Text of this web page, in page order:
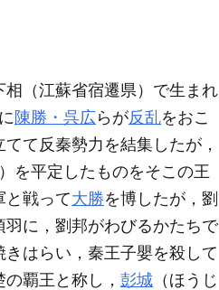
相（江蘇省宿遷県）で生まれ
陳勝・呉広らが反乱をおこ
て反秦勢力を結集したが，
を平定したものをそこの王
と戦って大勝を博したが，劉
に，劉邦がわびるかたちで
はらい，秦王子嬰を殺して
覇王と称し， 彭城 （ほうじ